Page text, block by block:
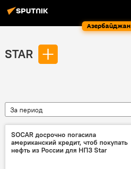
Азербайджан
STAR
За период
SOCAR досрочно погасила
американский кредит, чтоб покупать
нефть из России для НПЗ Star